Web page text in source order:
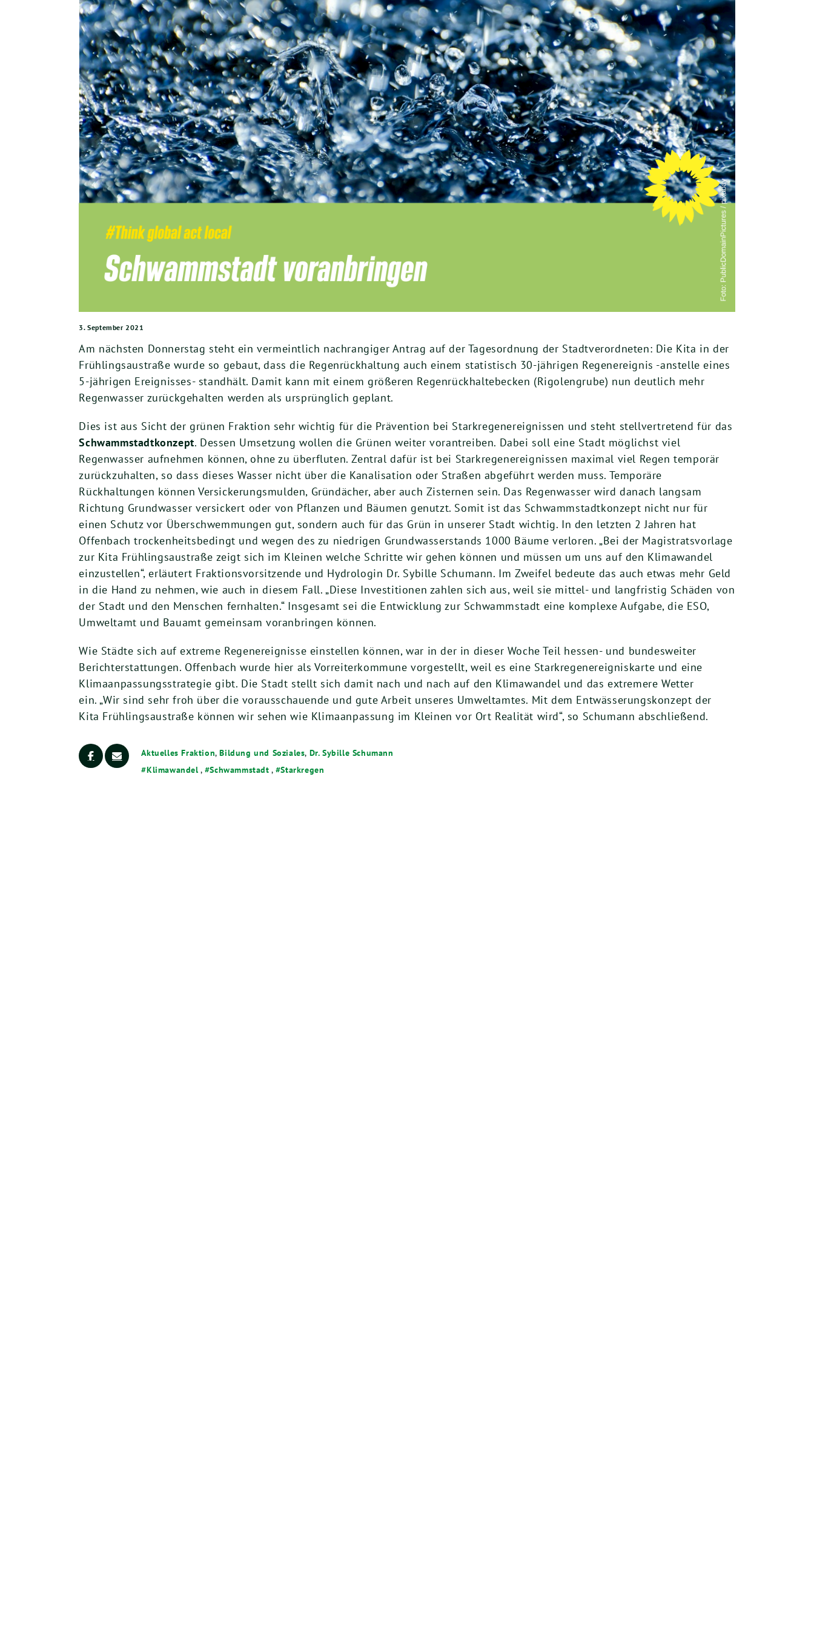
3. September 2021
Am nächsten Donnerstag steht ein vermeintlich nachrangiger Antrag auf der Tagesordnung der Stadtverordneten: Die Kita in der
Frühlingsaustraße wurde so gebaut, dass die Regenrückhaltung auch einem statistisch 30-jährigen Regenereignis -anstelle eines
5-jährigen Ereignisses- standhält. Damit kann mit einem größeren Regenrückhaltebecken (Rigolengrube) nun deutlich mehr
Regenwasser zurückgehalten werden als ursprünglich geplant.
Dies ist aus Sicht der grünen Fraktion sehr wichtig für die Prävention bei Starkregenereignissen und steht stellvertretend für das
Schwammstadtkonzept. Dessen Umsetzung wollen die Grünen weiter vorantreiben. Dabei soll eine Stadt möglichst viel
Regenwasser aufnehmen können, ohne zu überfluten. Zentral dafür ist bei Starkregenereignissen maximal viel Regen temporär
zurückzuhalten, so dass dieses Wasser nicht über die Kanalisation oder Straßen abgeführt werden muss. Temporäre
Rückhaltungen können Versickerungsmulden, Gründächer, aber auch Zisternen sein. Das Regenwasser wird danach langsam
Richtung Grundwasser versickert oder von Pflanzen und Bäumen genutzt. Somit ist das Schwammstadtkonzept nicht nur für
einen Schutz vor Überschwemmungen gut, sondern auch für das Grün in unserer Stadt wichtig. In den letzten 2 Jahren hat
Offenbach trockenheitsbedingt und wegen des zu niedrigen Grundwasserstands 1000 Bäume verloren. „Bei der Magistratsvorlage
zur Kita Frühlingsaustraße zeigt sich im Kleinen welche Schritte wir gehen können und müssen um uns auf den Klimawandel
einzustellen“, erläutert Fraktionsvorsitzende und Hydrologin Dr. Sybille Schumann. Im Zweifel bedeute das auch etwas mehr Geld
in die Hand zu nehmen, wie auch in diesem Fall. „Diese Investitionen zahlen sich aus, weil sie mittel- und langfristig Schäden von
der Stadt und den Menschen fernhalten.“ Insgesamt sei die Entwicklung zur Schwammstadt eine komplexe Aufgabe, die ESO,
Umweltamt und Bauamt gemeinsam voranbringen können.
Wie Städte sich auf extreme Regenereignisse einstellen können, war in der in dieser Woche Teil hessen- und bundesweiter
Berichterstattungen. Offenbach wurde hier als Vorreiterkommune vorgestellt, weil es eine Starkregenereigniskarte und eine
Klimaanpassungsstrategie gibt. Die Stadt stellt sich damit nach und nach auf den Klimawandel und das extremere Wetter
ein. „Wir sind sehr froh über die vorausschauende und gute Arbeit unseres Umweltamtes. Mit dem Entwässerungskonzept der
Kita Frühlingsaustraße können wir sehen wie Klimaanpassung im Kleinen vor Ort Realität wird“, so Schumann abschließend.
Aktuelles Fraktion,Bildung und Soziales, Dr. Sybille Schumann
Klimawandel , Schwammstadt , Starkregen